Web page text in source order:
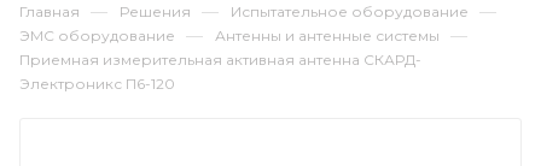
Главная — Решения — Испытательное оборудование —
ЭМС оборудование — Антенны и антенные системы —
Приемная измерительная активная антенна СКАРД-
Электроникс П6-120